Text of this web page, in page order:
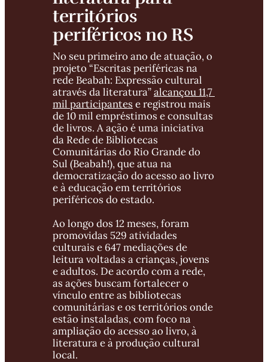
territórios
periféricos no RS
No seu primeiro ano de atuação, o
projeto “Escritas periféricas na
rede Beabah: Expressão cultural
através da literatura” alcançou 11,7
mil participantes e registrou mais
de 10 mil empréstimos e consultas
de livros. A ação é uma iniciativa
da Rede de Bibliotecas
Comunitárias do Rio Grande do
Sul (Beabah!), que atua na
democratização do acesso ao livro
e à educação em territórios
periféricos do estado.
Ao longo dos 12 meses, foram
promovidas 529 atividades
culturais e 647 mediações de
leitura voltadas a crianças, jovens
e adultos. De acordo com a rede,
as ações buscam fortalecer o
vínculo entre as bibliotecas
comunitárias e os territórios onde
estão instaladas, com foco na
ampliação do acesso ao livro, à
literatura e à produção cultural
local.